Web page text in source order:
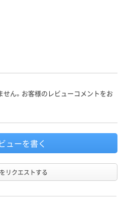
ん。お客様のレビューコメントをお
ューを書く
リクエストする